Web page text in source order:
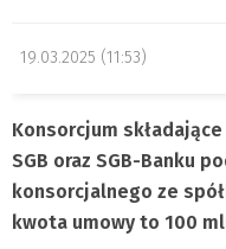
19.03.2025 (11:53)
Konsorcjum
SGB oraz SGB-Banku
konsorcjalnego ze
kwota umowy to 100